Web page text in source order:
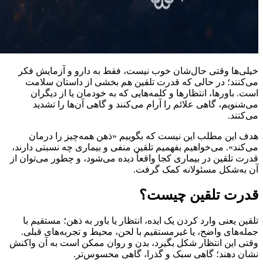
خیلی‌ها وقتی حال‌شان خوب نیست، فقط به دارو و آزمایش فکر
می‌کنند؛ در حالی که قدرت تلقین هم بخشی از داستان سلامت
است. باورها، انتظارها و کلمه‌هایی که به خودمان یا از دیگران
می‌شنویم، گاهی علائم را آرام می‌کنند و گاهی آن‌ها را تشدید
می‌کنند.
هدف این مطلب این نیست که بگوییم «ذهن همه‌چیز را درمان
می‌کند». می‌خواهیم بفهمیم تلقین منفی و بیماری چه نسبتی دارند،
قدرت تلقین در بیماری کجا واقعاً دیده می‌شود، و چطور می‌توان از
آن به‌شکل مسئولانه کمک گرفت.
قدرت تلقین چیست؟
تلقین یعنی وارد کردن یک ایده، انتظار یا باور به ذهن؛ مستقیم با
جمله‌های واضح، یا غیرمستقیم با لحن، محیط و تجربه‌های قبلی.
وقتی این انتظار شکل بگیرد، بدن و روان ممکن است به آن واکنش
نشان دهند؛ گاهی سبک و گذرا، گاهی محسوس‌تر.